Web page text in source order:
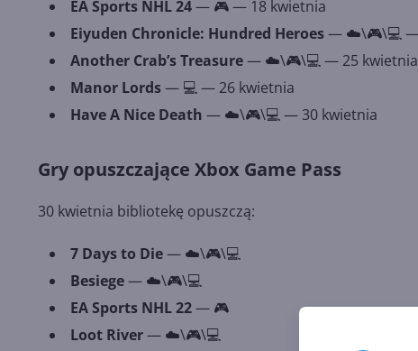
EA Sports NHL 24— 🎮 — 18 kwietnia
Eiyuden Chronicle: Hundred Heroes— ☁️\🎮\💻 —
Another Crab’s Treasure— ☁️\🎮\💻 — 25 kwietnia
Manor Lords— 💻 — 26 kwietnia
Have A Nice Death — ☁️\🎮\💻 — 30 kwietnia
Gry opuszczające Xbox Game Pass
30 kwietnia bibliotekę opuszczą:
7 Days to Die— ☁️\🎮\💻
Besiege— ☁️\🎮\💻
EA Sports NHL 22— 🎮
Loot River— ☁️\🎮\💻